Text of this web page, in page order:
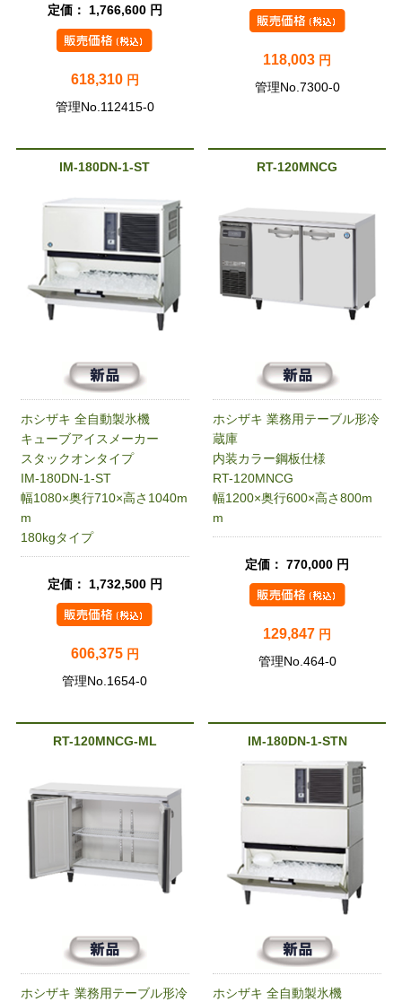
定価： 1,766,600 円
618,310 円
管理No.112415-0
118,003 円
管理No.7300-0
IM-180DN-1-ST
ホシザキ 全自動製氷機
キューブアイスメーカー
スタックオンタイプ
IM-180DN-1-ST
幅1080×奥行710×高さ1040m
m
180kgタイプ
定価： 1,732,500 円
606,375 円
管理No.1654-0
RT-120MNCG
ホシザキ 業務用テーブル形冷
蔵庫
内装カラー鋼板仕様
RT-120MNCG
幅1200×奥行600×高さ800m
m
定価： 770,000 円
129,847 円
管理No.464-0
RT-120MNCG-ML
ホシザキ 業務用テーブル形冷
IM-180DN-1-STN
ホシザキ 全自動製氷機